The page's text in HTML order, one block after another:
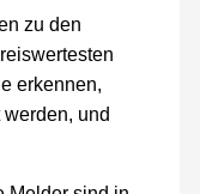
zu den
erkennen,
und